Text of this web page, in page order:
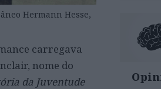
Hermann Hesse,
carregava
nome do
da Juventude